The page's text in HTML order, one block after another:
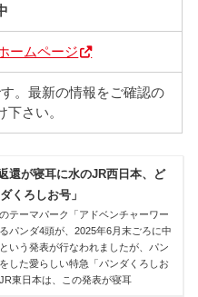
ームページ
。最新の情報をご確認の
下さい。
還が寝耳に水のJR西日本、ど
くろしお号」
テーマパーク「アドベンチャーワー
パンダ4頭が、2025年6月末ごろに中
いう発表が行なわれましたが、パン
した愛らしい特急「パンダくろしお
東日本は、この発表が寝耳